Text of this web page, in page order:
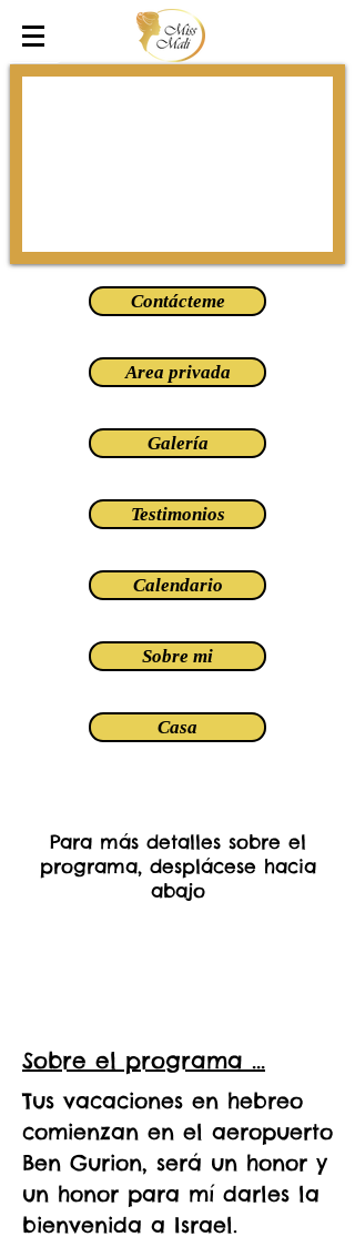
Contácteme
Area privada
Galería
Testimonios
Calendario
Sobre mi
Casa
Para más detalles sobre el
programa, desplácese hacia
abajo
Sobre el programa ...
Tus vacaciones en hebreo
comienzan en el aeropuerto
Ben Gurion, será un honor y
un honor para mí darles la
bienvenida a Israel.